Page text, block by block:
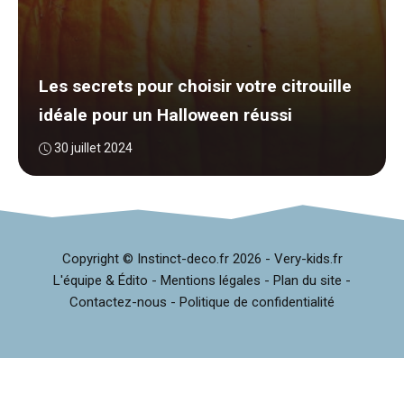
Les secrets pour choisir votre citrouille
idéale pour un Halloween réussi
30 juillet 2024
Copyright © Instinct-deco.fr 2026 - Very-kids.fr
L'équipe & Édito - Mentions légales - Plan du site -
Contactez-nous - Politique de confidentialité